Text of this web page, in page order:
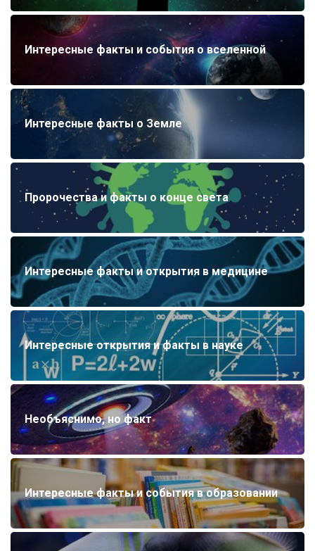
Интересные факты и события о вселенной
Интересные факты о Земле
Пророчества и факты о конце света
Интересные факты и открытия в медицине
Интересные открытия и факты в науке
Необъяснимо, но факт
Интересные факты и события в образовании